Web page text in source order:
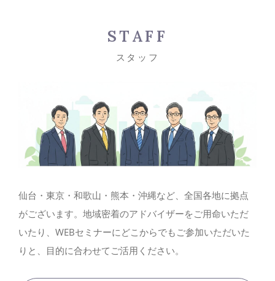
STAFF
スタッフ
仙台・東京・和歌山・熊本・沖縄など、全国各地に拠点
がございます。地域密着のアドバイザーをご用命いただ
いたり、WEBセミナーにどこからでもご参加いただいた
りと、目的に合わせてご活用ください。